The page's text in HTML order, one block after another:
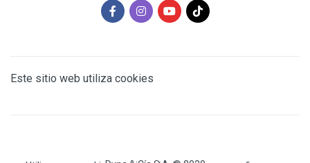
Este sitio web utiliza cookies